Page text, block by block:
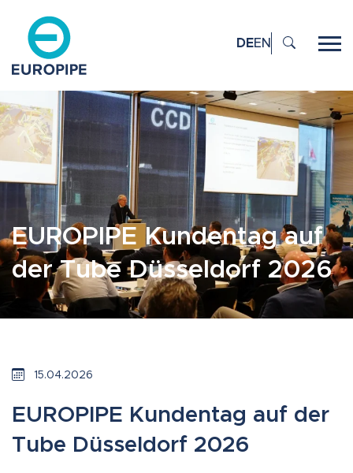
DEEN
EUROPIPE Kundentag auf
der Tube Düsseldorf 2026
15.04.2026
EUROPIPE Kundentag auf der
Tube Düsseldorf 2026